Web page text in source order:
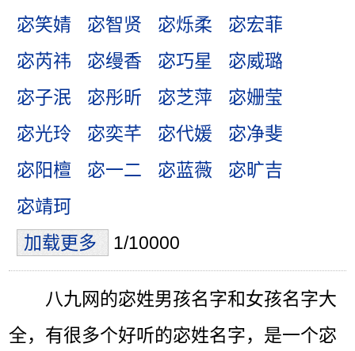
宓笑婧
宓智贤 宓烁柔
宓宏菲
宓芮祎
宓缦香 宓巧星
宓威璐
宓子泯
宓彤昕 宓芝萍
宓姗莹
宓光玲
宓奕芊 宓代媛
宓净斐
宓阳檀
宓一二 宓蓝薇
宓旷吉
宓靖珂
加载更多
1/10000
八九网的宓姓男孩名字和女孩名字大
全，有很多个好听的宓姓名字，是一个宓